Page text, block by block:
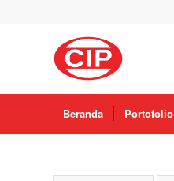
Beranda Portofolio